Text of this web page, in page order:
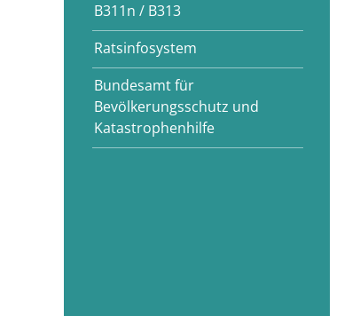
B311n / B313
Ratsinfosystem
Bundesamt für
Bevölkerungsschutz und
Katastrophenhilfe